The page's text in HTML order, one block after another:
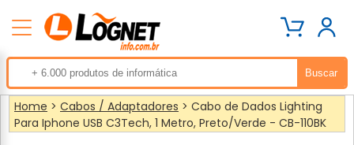
Home > Cabos / Adaptadores > Cabo de Dados Lighting
Para Iphone USB C3Tech, 1 Metro, Preto/Verde - CB-110BK